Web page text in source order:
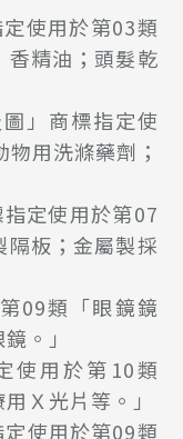
定使用於第03類
香精油；頭髮乾
圖」商標指定使
用洗滌藥劑；
指定使用於第07
板；金屬製採
09類「眼鏡鏡
。」
使用於第10類
Ｘ光片等。」
定使用於第09類